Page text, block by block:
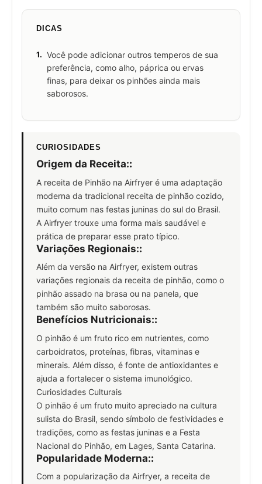
DICAS
1. Você pode adicionar outros temperos de sua
preferência, como alho, páprica ou ervas
finas, para deixar os pinhões ainda mais
saborosos.
CURIOSIDADES
Origem da Receita::
A receita de Pinhão na Airfryer é uma adaptação
moderna da tradicional receita de pinhão cozido,
muito comum nas festas juninas do sul do Brasil.
A Airfryer trouxe uma forma mais saudável e
prática de preparar esse prato típico.
Variações Regionais::
Além da versão na Airfryer, existem outras
variações regionais da receita de pinhão, como o
pinhão assado na brasa ou na panela, que
também são muito saborosas.
Benefícios Nutricionais::
O pinhão é um fruto rico em nutrientes, como
carboidratos, proteínas, fibras, vitaminas e
minerais. Além disso, é fonte de antioxidantes e
ajuda a fortalecer o sistema imunológico.
Curiosidades Culturais
O pinhão é um fruto muito apreciado na cultura
sulista do Brasil, sendo símbolo de festividades e
tradições, como as festas juninas e a Festa
Nacional do Pinhão, em Lages, Santa Catarina.
Popularidade Moderna::
Com a popularização da Airfryer, a receita de